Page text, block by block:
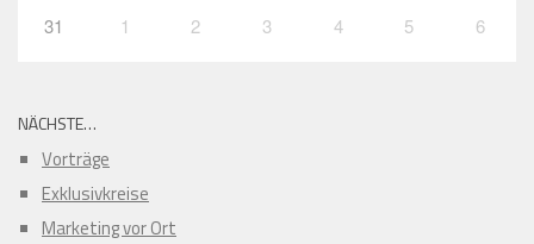
31 1 2 3 4 5 6
NÄCHSTE…
Vorträge
Exklusivkreise
Marketing vor Ort